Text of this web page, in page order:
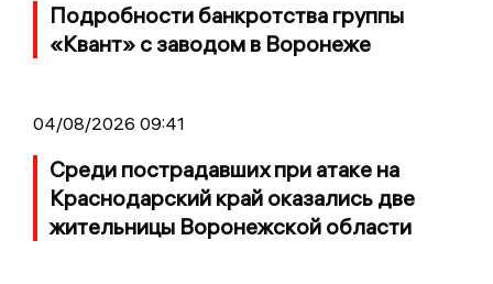
Подробности банкротства группы
«Квант» с заводом в Воронеже
04/08/2026 09:41
Среди пострадавших при атаке на
Краснодарский край оказались две
жительницы Воронежской области